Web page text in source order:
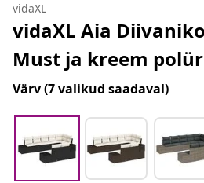
vidaXL
vidaXL Aia
Must ja kreem
Värv(7 valikud saadaval)